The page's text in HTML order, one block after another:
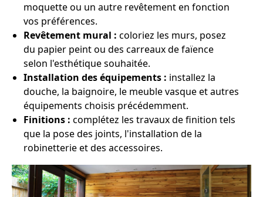
moquette ou un autre revêtement en fonction
vos préférences.
Revêtement mural : coloriez les murs, posez
du papier peint ou des carreaux de faïence
selon l'esthétique souhaitée.
Installation des équipements : installez la
douche, la baignoire, le meuble vasque et autres
équipements choisis précédemment.
Finitions : complétez les travaux de finition tels
que la pose des joints, l'installation de la
robinetterie et des accessoires.